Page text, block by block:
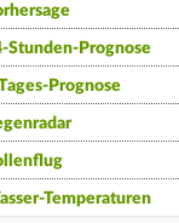
Stunden-Prognose
Prognose
Temperaturen